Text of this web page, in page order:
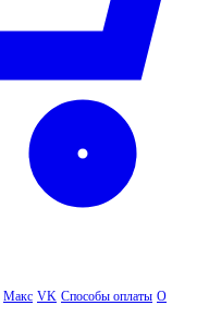
Макс VK Способы оплаты О